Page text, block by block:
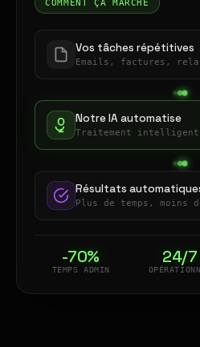
COMMENT ÇA MARCHE
Vos tâches répétitives
Emails, factures,
Notre IA automatise
Traitement intelligent
Résultats
Plus de temps, moins
-70%
TEMPS ADMIN
24/7